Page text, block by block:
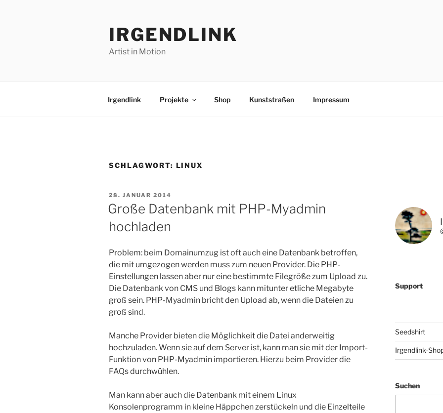
IRGENDLINK
Artist in Motion
Irgendlink Projekte Shop Kunststraßen Impressum
SCHLAGWORT: LINUX
VERÖFFENTLICHT
AM
28. JANUAR 2014
Große Datenbank mit PHP-Myadmin
hochladen
Problem: beim Domainumzug ist oft auch eine Datenbank betroffen,
die mit umgezogen werden muss zum neuen Provider. Die PHP-
Einstellungen lassen aber nur eine bestimmte Filegröße zum Upload zu.
Die Datenbank von CMS und Blogs kann mitunter etliche Megabyte
groß sein. PHP-Myadmin bricht den Upload ab, wenn die Dateien zu
groß sind.
Manche Provider bieten die Möglichkeit die Datei anderweitig
hochzuladen. Wenn sie auf dem Server ist, kann man sie mit der Import-
Funktion von PHP-Myadmin importieren. Hierzu beim Provider die
FAQs durchwühlen.
Man kann aber auch die Datenbank mit einem Linux
Konsolenprogramm in kleine Häppchen zerstückeln und die Einzelteile
Support
Seedshirt
Irgendlink-
Suchen